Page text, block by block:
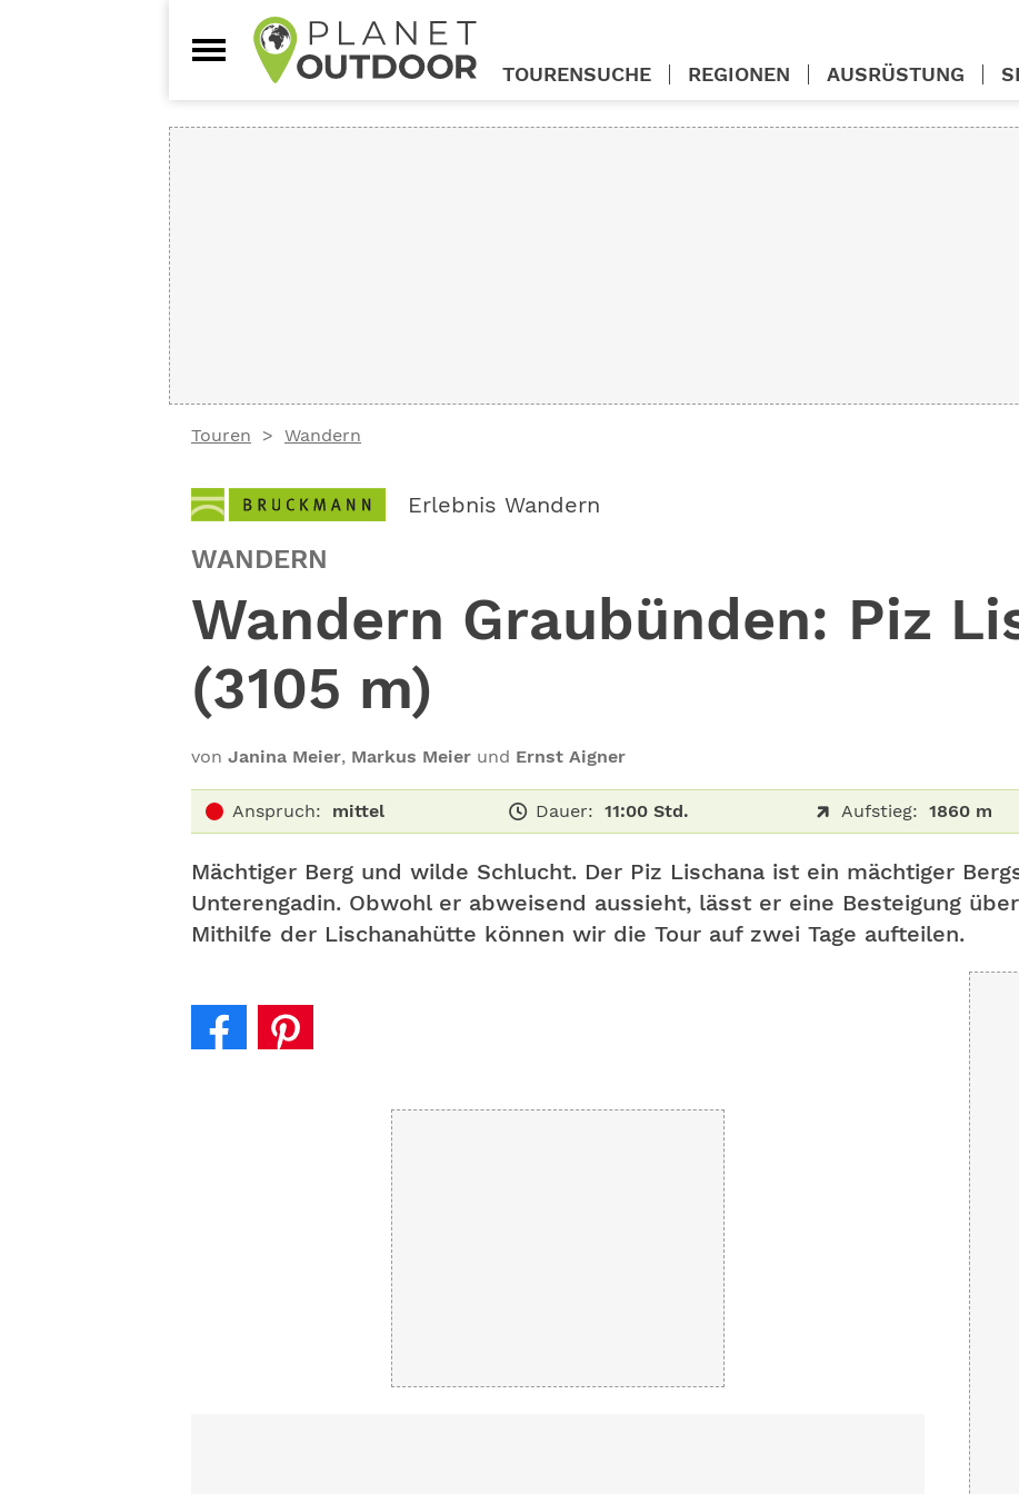
Touren Wandern
Erlebnis Wandern
WANDERN
Wandern Graubünden: Piz
(3105 m)
von Janina Meier, Markus Meier und Ernst Aigner
Anspruch: mittel Dauer: 11:00 Std. Aufstieg: 1860 m
Mächtiger Berg und wilde Schlucht. Der Piz Lischana ist ein mächtiger
Unterengadin. Obwohl er abweisend aussieht, lässt er eine Besteigung
Mithilfe der Lischanahütte können wir die Tour auf zwei Tage aufteilen.
TOURENSUCHE REGIONEN AUSRÜSTUNG